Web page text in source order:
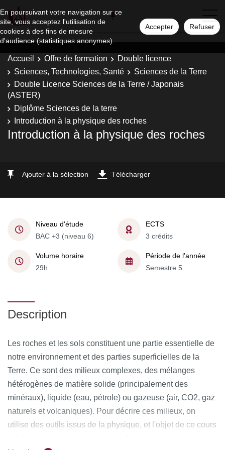
En poursuivant votre navigation sur ce
site, vous acceptez l'utilisation de
cookies à des fins de mesure
d'audience (statistiques anonymes).
Accepter Refuser
Accueil Offre de formation
Double licence
Sciences, Technologies, Santé
Sciences de la Terre
Double Licence Sciences de la Terre / Japonais
(ASTER)
Diplôme Sciences de la terre
Introduction à la physique des roches
Introduction à la physique des roches
Ajouter à la sélection Télécharger
Niveau d'étude
BAC +3 (niveau 6)
ECTS
3 crédits
Volume horaire
29h
Période de l'année
Semestre 5
Description
Les roches et les sols constituent une partie essentielle de
notre environnement et des parties superficielles de la
Terre. Ce sont des milieux complexes, des mélanges
hétérogènes de matière solide (principalement des
minéraux), liquide (eau, pétrole) ou gazeuse (air, CO2, gaz
naturels et volcaniques). Pour décrire ces milieux, on
utilise des outils issus de la physique, et l'objet de ce cours